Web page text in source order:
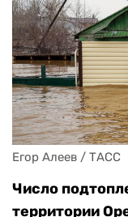
Егор Алеев / ТАСС
Число
территории